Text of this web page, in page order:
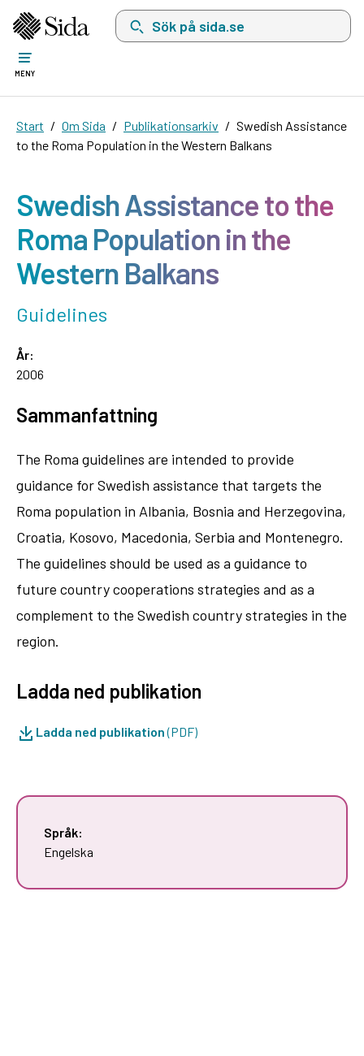
Sök på sida.se, sökförslag kommer att visas
MENY
Start Om Sida Publikationsarkiv
Swedish Assistance
to the Roma Population in the Western Balkans
Swedish Assistance to the
Roma Population in the
Western Balkans
Guidelines
År:
2006
Sammanfattning
The Roma guidelines are intended to provide
guidance for Swedish assistance that targets the
Roma population in Albania, Bosnia and Herzegovina,
Croatia, Kosovo, Macedonia, Serbia and Montenegro.
The guidelines should be used as a guidance to
future country cooperations strategies and as a
complement to the Swedish country strategies in the
region.
Ladda ned publikation
Ladda ned publikation(PDF)
Språk:
Engelska